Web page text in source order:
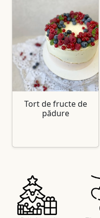
Tort de fructe de
pădure